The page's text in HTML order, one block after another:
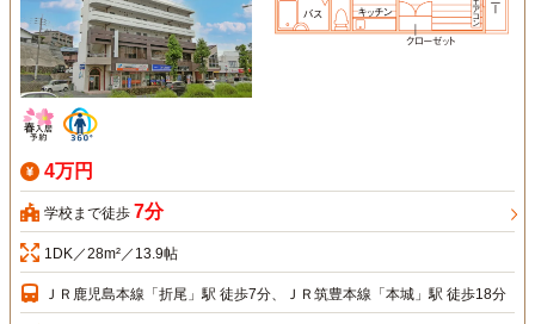
4万円
学校まで徒歩 7分
1DK／28m²／13.9帖
ＪＲ鹿児島本線「折尾」駅 徒歩7分、ＪＲ筑豊本線「本城」駅 徒歩18分